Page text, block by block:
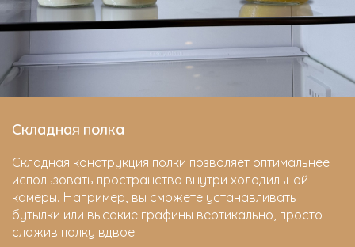
Складная полка
Складная конструкция полки позволяет оптимальнее
использовать пространство внутри холодильной
камеры. Например, вы сможете устанавливать
бутылки или высокие графины вертикально, просто
сложив полку вдвое.